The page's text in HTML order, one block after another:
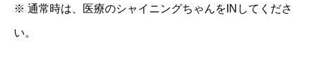
※ 通常時は、医療のシャイニングちゃんをINしてくださ
い。